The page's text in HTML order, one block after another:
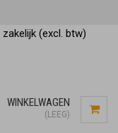
zakelijk (excl. btw)
WINKELWAGEN
(LEEG)